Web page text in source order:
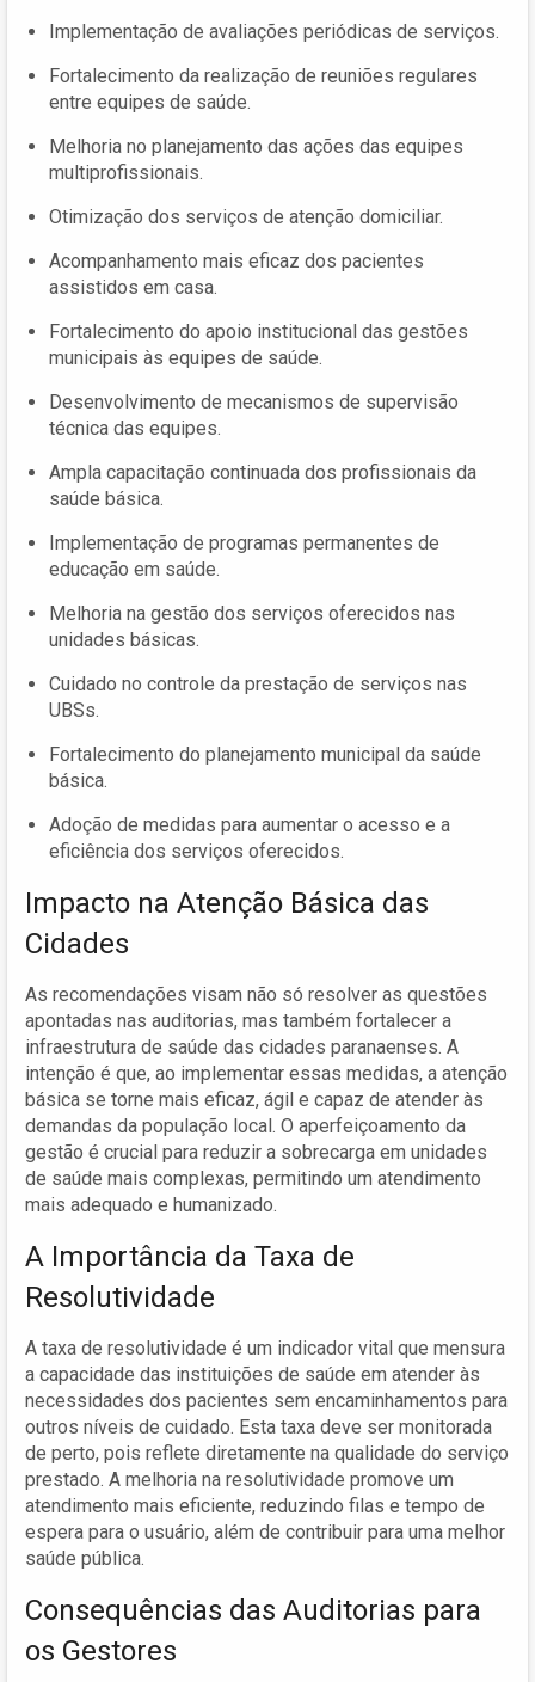
Implementação de avaliações periódicas de serviços.
Fortalecimento da realização de reuniões regulares
entre equipes de saúde.
Melhoria no planejamento das ações das equipes
multiprofissionais.
Otimização dos serviços de atenção domiciliar.
Acompanhamento mais eficaz dos pacientes
assistidos em casa.
Fortalecimento do apoio institucional das gestões
municipais às equipes de saúde.
Desenvolvimento de mecanismos de supervisão
técnica das equipes.
Ampla capacitação continuada dos profissionais da
saúde básica.
Implementação de programas permanentes de
educação em saúde.
Melhoria na gestão dos serviços oferecidos nas
unidades básicas.
Cuidado no controle da prestação de serviços nas
UBSs.
Fortalecimento do planejamento municipal da saúde
básica.
Adoção de medidas para aumentar o acesso e a
eficiência dos serviços oferecidos.
Impacto na Atenção Básica das
Cidades
As recomendações visam não só resolver as questões
apontadas nas auditorias, mas também fortalecer a
infraestrutura de saúde das cidades paranaenses. A
intenção é que, ao implementar essas medidas, a atenção
básica se torne mais eficaz, ágil e capaz de atender às
demandas da população local. O aperfeiçoamento da
gestão é crucial para reduzir a sobrecarga em unidades
de saúde mais complexas, permitindo um atendimento
mais adequado e humanizado.
A Importância da Taxa de
Resolutividade
A taxa de resolutividade é um indicador vital que mensura
a capacidade das instituições de saúde em atender às
necessidades dos pacientes sem encaminhamentos para
outros níveis de cuidado. Esta taxa deve ser monitorada
de perto, pois reflete diretamente na qualidade do serviço
prestado. A melhoria na resolutividade promove um
atendimento mais eficiente, reduzindo filas e tempo de
espera para o usuário, além de contribuir para uma melhor
saúde pública.
Consequências das Auditorias para
os Gestores